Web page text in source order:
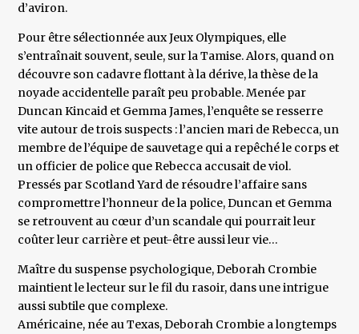
d’aviron.
Pour être sélectionnée aux Jeux Olympiques, elle
s’entraînait souvent, seule, sur la Tamise. Alors, quand on
découvre son cadavre flottant à la dérive, la thèse de la
noyade accidentelle paraît peu probable. Menée par
Duncan Kincaid et Gemma James, l’enquête se resserre
vite autour de trois suspects : l’ancien mari de Rebecca, un
membre de l’équipe de sauvetage qui a repêché le corps et
un officier de police que Rebecca accusait de viol.
Pressés par Scotland Yard de résoudre l’affaire sans
compromettre l’honneur de la police, Duncan et Gemma
se retrouvent au cœur d’un scandale qui pourrait leur
coûter leur carrière et peut-être aussi leur vie…
Maître du suspense psychologique, Deborah Crombie
maintient le lecteur sur le fil du rasoir, dans une intrigue
aussi subtile que complexe.
Américaine, née au Texas, Deborah Crombie a longtemps